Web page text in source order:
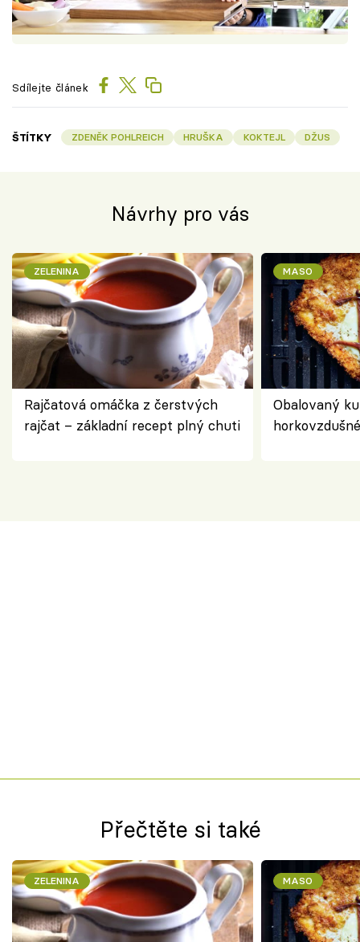
Sdílejte článek
ŠTÍTKY ZDENĚK POHLREICH HRUŠKA KOKTEJL DŽUS
Návrhy pro vás
ZELENINA
Rajčatová omáčka z čerstvých
rajčat – základní recept plný chuti
MASO
Obalovaný
Přečtěte si také
ZELENINA MASO